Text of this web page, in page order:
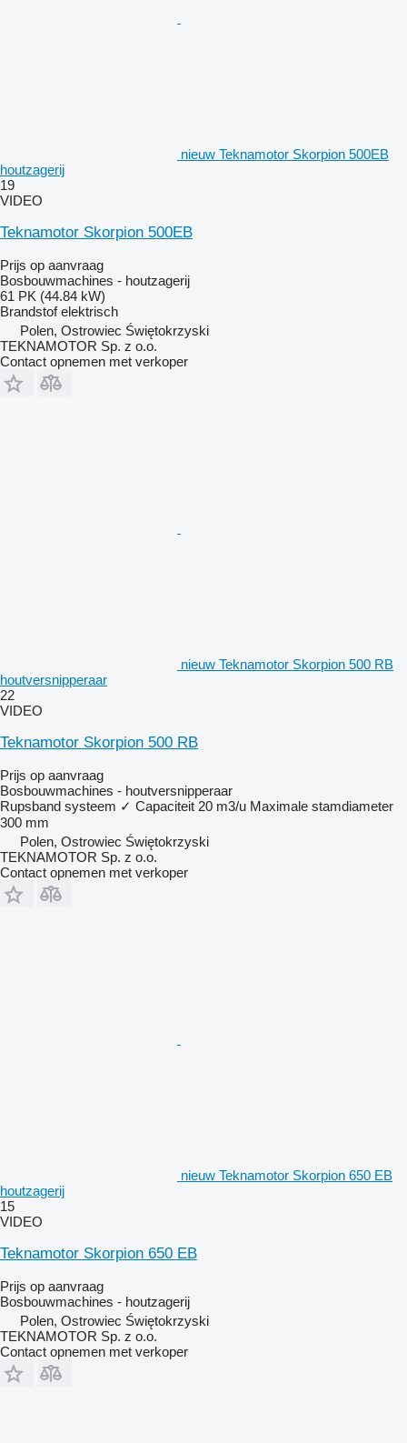
nieuw Teknamotor Skorpion 500EB
houtzagerij
19
VIDEO
Teknamotor Skorpion 500EB
Prijs op aanvraag
Bosbouwmachines - houtzagerij
61 PK (44.84 kW)
Brandstof elektrisch
Polen, Ostrowiec Świętokrzyski
TEKNAMOTOR Sp. z o.o.
Contact opnemen met verkoper
nieuw Teknamotor Skorpion 500 RB
houtversnipperaar
22
VIDEO
Teknamotor Skorpion 500 RB
Prijs op aanvraag
Bosbouwmachines - houtversnipperaar
Rupsband systeem ✓ Capaciteit 20 m3/u Maximale stamdiameter
300 mm
Polen, Ostrowiec Świętokrzyski
TEKNAMOTOR Sp. z o.o.
Contact opnemen met verkoper
nieuw Teknamotor Skorpion 650 EB
houtzagerij
15
VIDEO
Teknamotor Skorpion 650 EB
Prijs op aanvraag
Bosbouwmachines - houtzagerij
Polen, Ostrowiec Świętokrzyski
TEKNAMOTOR Sp. z o.o.
Contact opnemen met verkoper